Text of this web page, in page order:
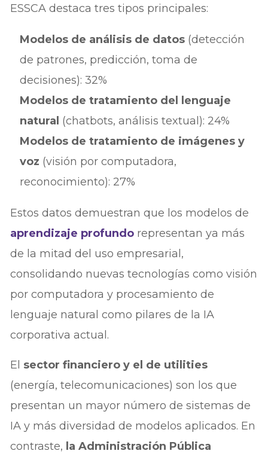
ESSCA destaca tres tipos principales:
Modelos de análisis de datos (detección
de patrones, predicción, toma de
decisiones): 32%
Modelos de tratamiento del lenguaje
natural (chatbots, análisis textual): 24%
Modelos de tratamiento de imágenes y
voz (visión por computadora,
reconocimiento): 27%
Estos datos demuestran que los modelos de
aprendizaje profundo representan ya más
de la mitad del uso empresarial,
consolidando nuevas tecnologías como visión
por computadora y procesamiento de
lenguaje natural como pilares de la IA
corporativa actual.
El sector financiero y el de utilities
(energía, telecomunicaciones) son los que
presentan un mayor número de sistemas de
IA y más diversidad de modelos aplicados. En
contraste, la Administración Pública